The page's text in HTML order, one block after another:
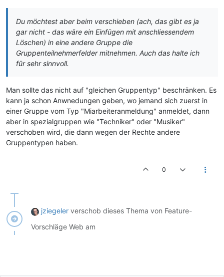
Du möchtest aber beim verschieben (ach, das gibt es ja
gar nicht - das wäre ein Einfügen mit anschliessendem
Löschen) in eine andere Gruppe die
Gruppenteilnehmerfelder mitnehmen. Auch das halte ich
für sehr sinnvoll.
Man sollte das nicht auf "gleichen Gruppentyp" beschränken. Es
kann ja schon Anwnedungen geben, wo jemand sich zuerst in
einer Gruppe vom Typ "Miarbeiteranmeldung" anmeldet, dann
aber in spezialgruppen wie "Techniker" oder "Musiker"
verschoben wird, die dann wegen der Rechte andere
Gruppentypen haben.
0
jziegeler verschob dieses Thema von Feature-
Vorschläge Web am